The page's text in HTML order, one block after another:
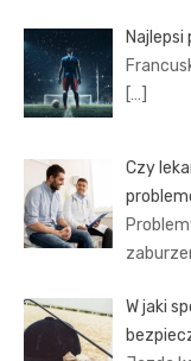
Najlepsi
[…]
Czy
W jaki